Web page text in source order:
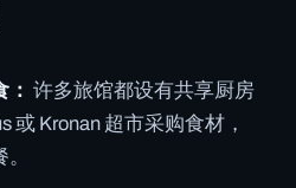
许多旅馆都设有共享厨房
Kronan 超市采购食材，